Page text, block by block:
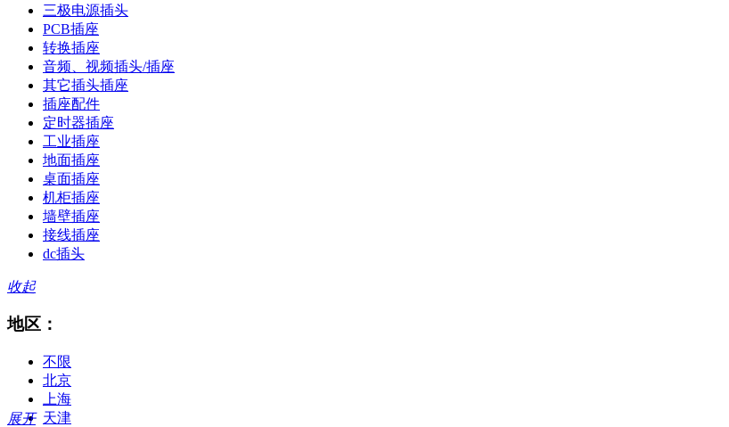
三极电源插头
PCB插座
转换插座
音频、视频插头/插座
其它插头插座
插座配件
定时器插座
工业插座
地面插座
桌面插座
机柜插座
墙壁插座
接线插座
dc插头
收起
地区：
不限
北京
上海
天津
展开